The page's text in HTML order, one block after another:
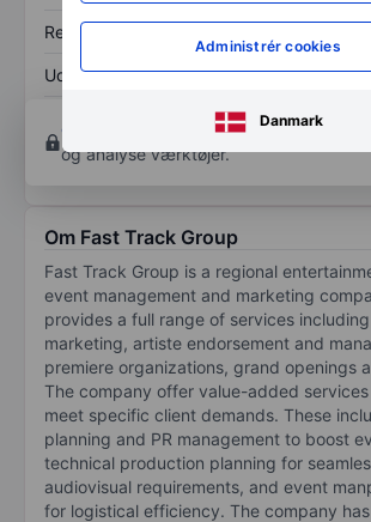
Administrér cookies
Danmark
Resultat pr. aktie (EPS)
Udbytte pr. aktie XXXXXXX
XXXXXXX
Opret konto
for at få adgang til flere
og analyse værktøjer.
Om Fast Track Group
Fast Track Group is a regional
event management and marketing
provides a full range of services
marketing, artiste endorsement and
premiere organizations, grand openings
The company offer value-added
meet specific client demands. These
planning and PR management to boost
technical production planning for
audiovisual requirements, and event
for logistical efficiency. The company